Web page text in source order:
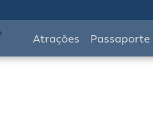
Atrações Passaporte